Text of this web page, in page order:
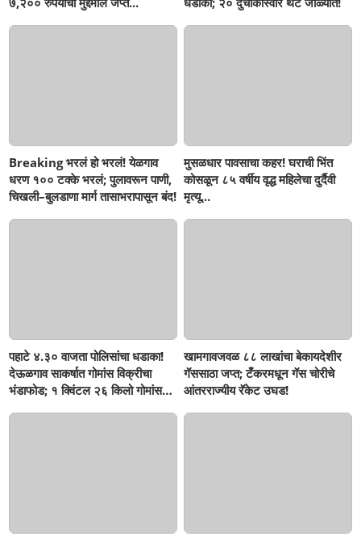
Breaking भरलं हो भरलं! येळगाव
धरण १०० टक्के भरलं; पुलावरून पाणी,
चिखली–बुलडाणा मार्ग तासाभरापासून बंद!
मुसळधार पावसाचा कहर! घराची भिंत
कोसळून ८५ वर्षीय वृद्ध महिलेचा दुर्दैवी
मृत्यू...
पहाटे ४.३० वाजता पोलिसांचा धडाका!
देऊळगाव साकर्षात गोमांस विक्रीचा
भंडाफोड; १ क्विंटल २६ किलो गोमांस
खामगावजवळ ८८ लाखांचा बेकायदेशीर
गॅससाठा जप्त; टँकरमधून गॅस चोरीचे
आंतरराज्यीय रॅकेट उघड!